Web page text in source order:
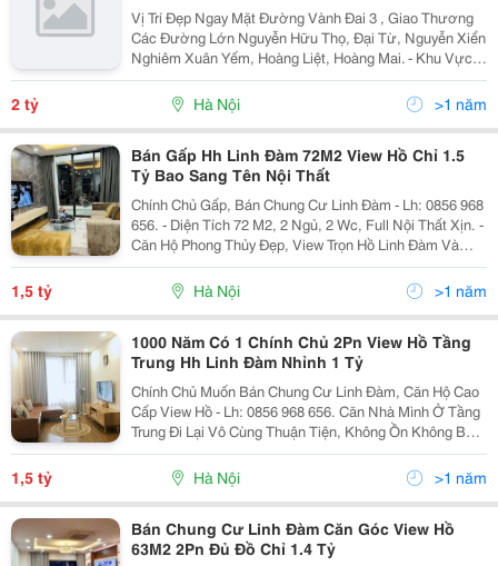
Vị Trí Đẹp Ngay Mặt Đường Vành Đai 3 , Giao Thương
Các Đường Lớn Nguyễn Hữu Thọ, Đại Từ, Nguyễn Xiển
Nghiêm Xuân Yếm, Hoàng Liệt, Hoàng Mai. - Khu Vực
Khuôn Viên Xanh Mát Quanh Năm. Gần Hồ Linh Đàm,
Trường Mn, Cấp 1,2,3 Linh Đàm Hoàng Mai, Chợ,...
2 tỷ Hà Nội >1 năm
Bán Gấp Hh Linh Đàm 72M2 View Hồ Chỉ 1.5
Tỷ Bao Sang Tên Nội Thất
Chính Chủ Gấp, Bán Chung Cư Linh Đàm - Lh: 0856 968
656. - Diện Tích 72 M2, 2 Ngủ, 2 Wc, Full Nội Thất Xịn. -
Căn Hộ Phong Thủy Đẹp, View Trọn Hồ Linh Đàm Và
Toàn Thành Phố, Mát Mẻ Đón Ánh Nắng Ban Sáng, Ban
1,5 tỷ Hà Nội >1 năm
1000 Năm Có 1 Chính Chủ 2Pn View Hồ Tầng
Trung Hh Linh Đàm Nhỉnh 1 Tỷ
Chính Chủ Muốn Bán Chung Cư Linh Đàm, Căn Hộ Cao
Cấp View Hồ - Lh: 0856 968 656. Căn Nhà Mình Ở Tầng
Trung Đi Lại Vô Cùng Thuận Tiện, Không Ồn Không Bụi,
Ban Công View Hồ Đẹp, Thoáng. Trước Đây Để Mua
Được Căn Vị Trí Đẹp Này Mình Đã Phải Mua...
1,5 tỷ Hà Nội >1 năm
Bán Chung Cư Linh Đàm Căn Góc View Hồ
63M2 2Pn Đủ Đồ Chỉ 1.4 Tỷ